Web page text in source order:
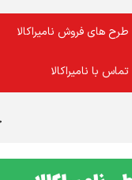
طرح های فروش نامیراکالا
تماس با نامیراکالا